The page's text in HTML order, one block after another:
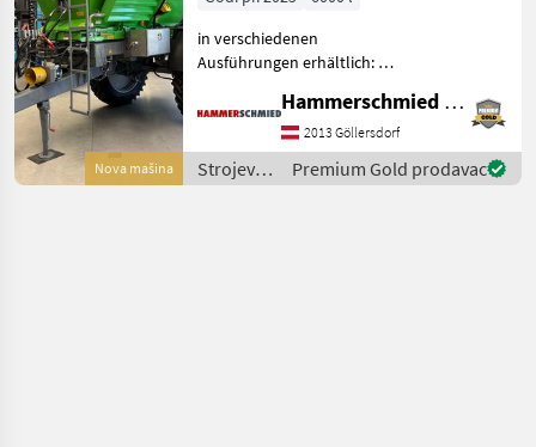
PUTANJA
Poljoprivredna
tehnika
Strojevi Za
Dubrenje
Gnojenje I
Navodnjavanje
Resetuj
rezultata
Nova mašina
in verschiedenen
Ausführungen erhältlich: -
Tandem-Fahrwerk: 9 / 10
m³ - Kratzbodenantrieb -
Ausbringung diverser
Streugüter m
Hammerschmied GmbH
2013 Göllersdorf
Strojevi
za
Premium Gold prodavac